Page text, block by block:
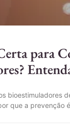
para
bioestimuladores
que a prevenção